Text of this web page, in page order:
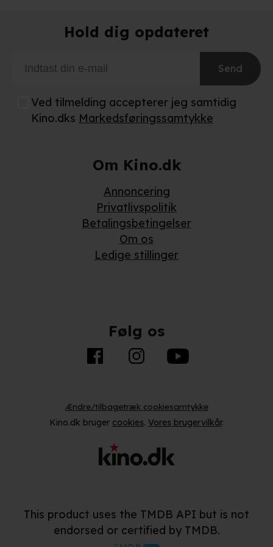
Hold dig opdateret
Send
Ved tilmelding accepterer jeg samtidig
Kino.dks Markedsføringssamtykke
Om Kino.dk
Annoncering
Privatlivspolitik
Betalingsbetingelser
Om os
Ledige stillinger
Følg os
Ændre/tilbagetræk cookiesamtykke
Kino.dk bruger cookies. Vores brugervilkår.
This product uses the TMDB API but is not
endorsed or certified by TMDB.